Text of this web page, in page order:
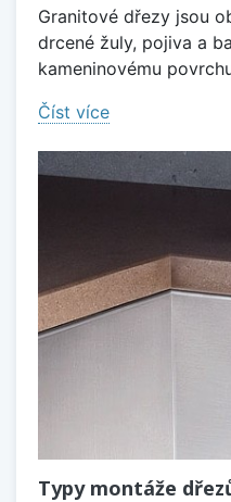
Granitové dřezy jsou
drcené žuly, pojiva a
kameninovému
Číst více
Typy montáže